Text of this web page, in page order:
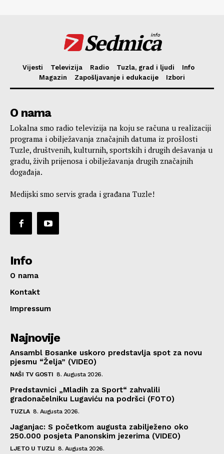
Sedmica
info
Vijesti Televizija Radio Tuzla, grad i ljudi
Info
Magazin
Zapošljavanje i edukacije Izbori
O nama
Lokalna smo radio televizija na koju se računa u realizaciji
programa i obilježavanja značajnih datuma iz prošlosti
Tuzle, društvenih, kulturnih, sportskih i drugih dešavanja u
gradu, živih prijenosa i obilježavanja drugih značajnih
događaja.
Medijski smo servis grada i građana Tuzle!
Info
O nama
Kontakt
Impressum
Najnovije
Ansambl Bosanke uskoro predstavlja spot za novu
pjesmu “Želja” (VIDEO)
NAŠI TV GOSTI 8. Augusta 2026.
Predstavnici „Mladih za Sport“ zahvalili
gradonačelniku Lugaviću na podršci (FOTO)
TUZLA 8. Augusta 2026.
Jaganjac: S početkom augusta zabilježeno oko
250.000 posjeta Panonskim jezerima (VIDEO)
LJETO U TUZLI 8. Augusta 2026.